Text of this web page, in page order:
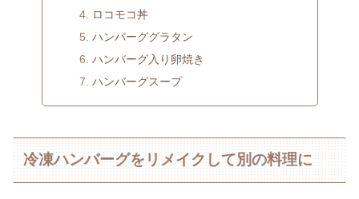
ロコモコ丼
ハンバーググラタン
ハンバーグ入り卵焼き
ハンバーグスープ
冷凍ハンバーグをリメイクして別の料理に